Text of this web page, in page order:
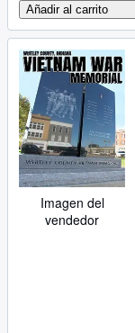
Añadir al carrito
Imagen del
vendedor